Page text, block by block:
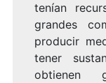
tenían
grandes
producir
tener
obtienen